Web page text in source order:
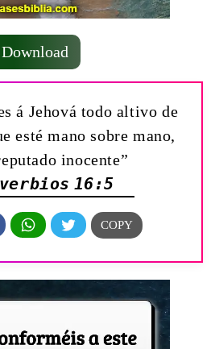
Download
á Jehová todo altivo de
esté mano sobre mano,
inocente”
16:5